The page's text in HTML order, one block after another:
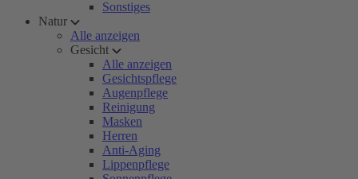
Sonstiges
Natur
Alle anzeigen
Gesicht
Alle anzeigen
Gesichtspflege
Augenpflege
Reinigung
Masken
Herren
Anti-Aging
Lippenpflege